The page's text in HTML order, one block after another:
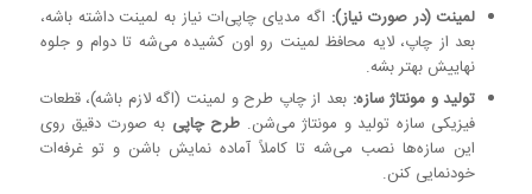
لمینت (در صورت نیاز): اگه مدیای چاپی‌ات نیاز به لمینت داشته باشه،
بعد از چاپ، لایه محافظ لمینت رو اون کشیده می‌شه تا دوام و جلوه
نهاییش بهتر بشه.
تولید و مونتاژ سازه: بعد از چاپ طرح و لمینت (اگه لازم باشه)، قطعات
فیزیکی سازه تولید و مونتاژ می‌شن. طرح چاپی به صورت دقیق روی
این سازه‌ها نصب می‌شه تا کاملاً آماده نمایش باشن و تو غرفه‌ات
خودنمایی کنن.